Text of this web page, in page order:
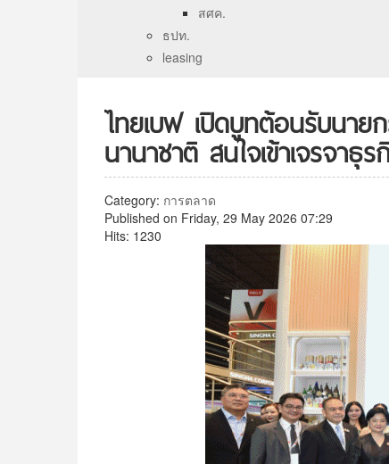
สศค.
ธปท.
leasing
ไทยเบฟ เปิดบูทต้อนรับนาย
นานาชาติ สนใจเข้าเจรจาธุ
Category: การตลาด
Published on Friday, 29 May 2026 07:29
Hits: 1230